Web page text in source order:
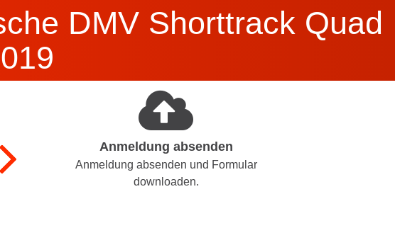
DMV Shorttrack Quad
Anmeldung absenden
Anmeldung absenden und Formular
downloaden.